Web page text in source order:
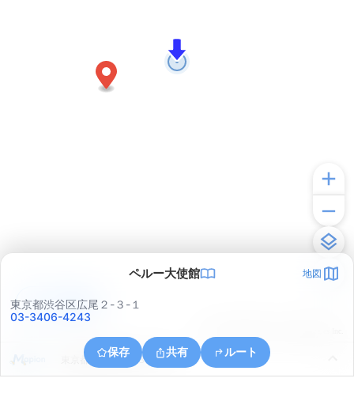
ペルー大使館 地図
東京都渋谷区広尾２-３-１
03-3406-4243
保存 共有 ルート
東京都港区芝公園３丁目６
アプリで見る